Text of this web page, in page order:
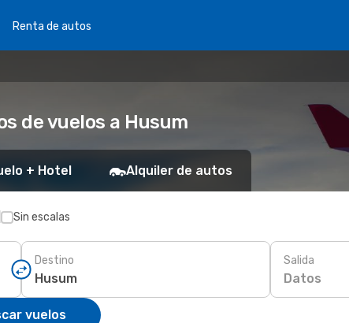
Renta de autos
de vuelos a Husum
+ Hotel Alquiler de autos
Sin escalas
Destino Salida
Datos
vuelos